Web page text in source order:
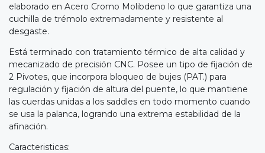
elaborado en Acero Cromo Molibdeno lo que garantiza una
cuchilla de trémolo extremadamente y resistente al
desgaste.
Está terminado con tratamiento térmico de alta calidad y
mecanizado de precisión CNC. Posee un tipo de fijación de
2 Pivotes, que incorpora bloqueo de bujes (PAT.) para
regulación y fijación de altura del puente, lo que mantiene
las cuerdas unidas a los saddles en todo momento cuando
se usa la palanca, logrando una extrema estabilidad de la
afinación.
Caracteristicas: